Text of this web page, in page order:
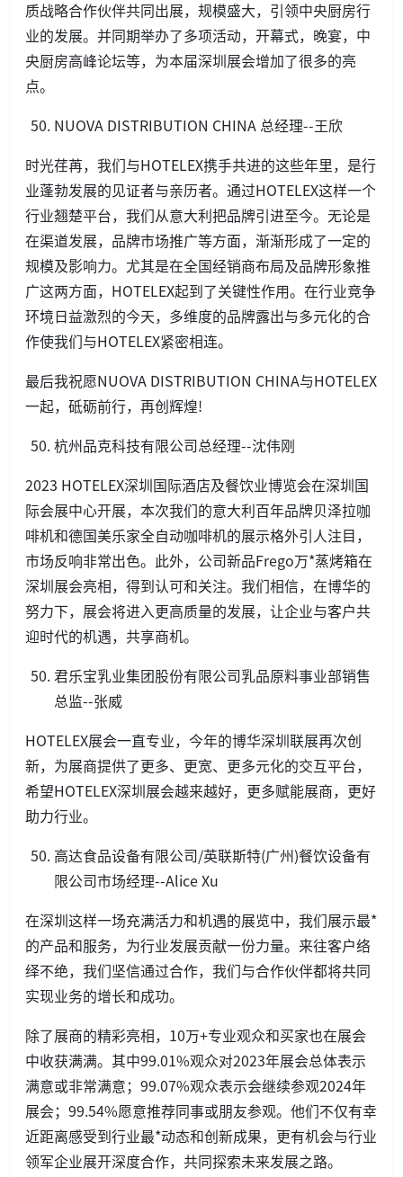
质战略合作伙伴共同出展，规模盛大，引领中央厨房行
业的发展。并同期举办了多项活动，开幕式，晚宴，中
央厨房高峰论坛等，为本届深圳展会增加了很多的亮
点。
NUOVA DISTRIBUTION CHINA 总经理--王欣
时光荏苒，我们与HOTELEX携手共进的这些年里，是行
业蓬勃发展的见证者与亲历者。通过HOTELEX这样一个
行业翘楚平台，我们从意大利把品牌引进至今。无论是
在渠道发展，品牌市场推广等方面，渐渐形成了一定的
规模及影响力。尤其是在全国经销商布局及品牌形象推
广这两方面，HOTELEX起到了关键性作用。在行业竞争
环境日益激烈的今天，多维度的品牌露出与多元化的合
作使我们与HOTELEX紧密相连。
最后我祝愿NUOVA DISTRIBUTION CHINA与HOTELEX
一起，砥砺前行，再创辉煌!
杭州品克科技有限公司总经理--沈伟刚
2023 HOTELEX深圳国际酒店及餐饮业博览会在深圳国
际会展中心开展，本次我们的意大利百年品牌贝泽拉咖
啡机和德国美乐家全自动咖啡机的展示格外引人注目，
市场反响非常出色。此外，公司新品Frego万*蒸烤箱在
深圳展会亮相，得到认可和关注。我们相信，在博华的
努力下，展会将进入更高质量的发展，让企业与客户共
迎时代的机遇，共享商机。
君乐宝乳业集团股份有限公司乳品原料事业部销售
总监--张威
HOTELEX展会一直专业，今年的博华深圳联展再次创
新，为展商提供了更多、更宽、更多元化的交互平台，
希望HOTELEX深圳展会越来越好，更多赋能展商，更好
助力行业。
高达食品设备有限公司/英联斯特(广州)餐饮设备有
限公司市场经理--Alice Xu
在深圳这样一场充满活力和机遇的展览中，我们展示最*
的产品和服务，为行业发展贡献一份力量。来往客户络
绎不绝，我们坚信通过合作，我们与合作伙伴都将共同
实现业务的增长和成功。
除了展商的精彩亮相，10万+专业观众和买家也在展会
中收获满满。其中99.01%观众对2023年展会总体表示
满意或非常满意；99.07%观众表示会继续参观2024年
展会；99.54%愿意推荐同事或朋友参观。他们不仅有幸
近距离感受到行业最*动态和创新成果，更有机会与行业
领军企业展开深度合作，共同探索未来发展之路。